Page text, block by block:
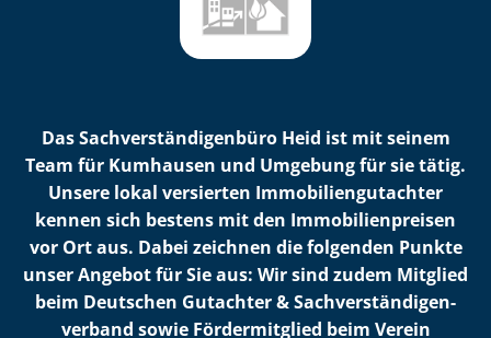
Das Sach­ver­stän­di­gen­bü­ro Heid ist mit seinem
Team für Kumhausen und Umgebung für sie tätig.
Unsere lokal versierten Im­mo­bi­li­en­gut­ach­ter
kennen sich bestens mit den Im­mo­bi­li­en­prei­sen
vor Ort aus. Dabei zeichnen die folgenden Punkte
unser Angebot für Sie aus: Wir sind zudem Mitglied
beim Deutschen Gutachter & Sach­ver­stän­di­gen­
ver­band sowie Fördermitglied beim Verein